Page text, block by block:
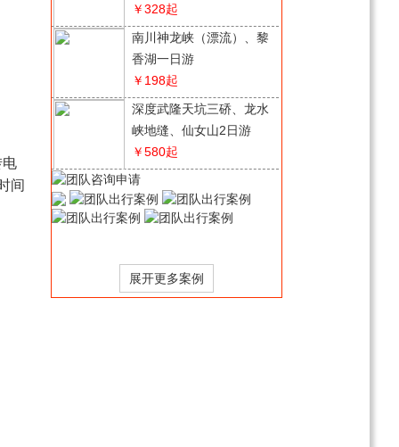
电
间
￥328起
南川神龙峡（漂流）、黎
香湖一日游
￥198起
深度武隆天坑三硚、龙水
峡地缝、仙女山2日游
￥580起
四川月亮湾/若尔盖/红原
草原经典环线4日游
￥358起
渝东北巫山小三峡+云阳
龙缸·云端廊桥+ 张飞庙
￥628起